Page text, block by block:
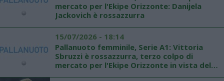
mercato per l'Ekipe Orizzonte: Danijela
Jackovich è rossazzurra
15/07/2026 - 18:14
Pallanuoto femminile, Serie A1: Vittoria
Sbruzzi è rossazzurra, terzo colpo di
mercato per l'Ekipe Orizzonte in vista della